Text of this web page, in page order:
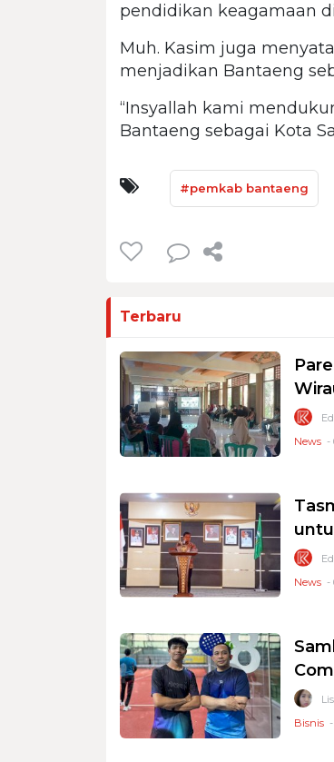
pendidikan keagamaan
Muh. Kasim juga
menjadikan Bantaeng
“Insyallah kami
Bantaeng sebagai Kota
#pemkab bantaeng
Terbaru
News -
News -
Bisnis